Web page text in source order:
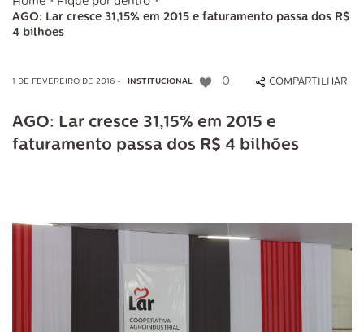
AGO: Lar cresce 31,15% em 2015 e faturamento passa dos R$
4 bilhões
1 DE FEVEREIRO DE 2016 - INSTITUCIONAL 0 COMPARTILHAR
AGO: Lar cresce 31,15% em 2015 e
faturamento passa dos R$ 4 bilhões